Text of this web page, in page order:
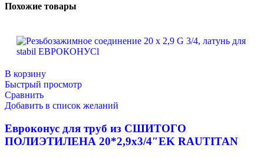
Похожие товары
В корзину
Быстрый просмотр
Сравнить
Добавить в список желаний
Евроконус для труб из СШИТОГО
ПОЛИЭТИЛЕНА 20*2,9х3/4″EK RAUTITAN